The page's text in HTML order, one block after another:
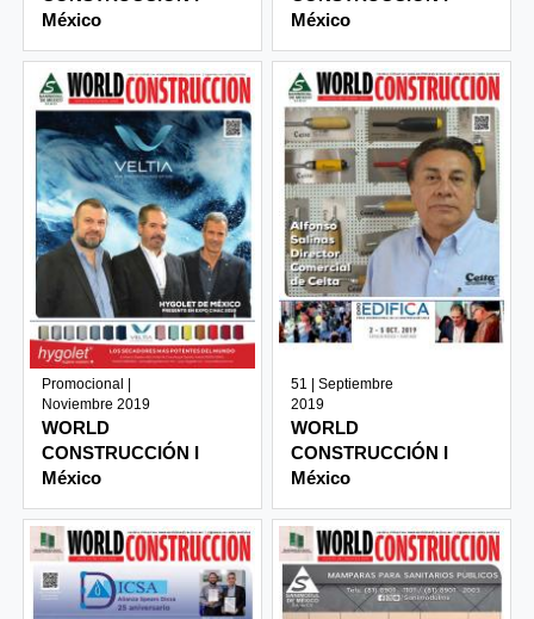
México
México
Promocional |
Noviembre 2019
WORLD
CONSTRUCCIÓN I
México
51 | Septiembre
2019
WORLD
CONSTRUCCIÓN I
México